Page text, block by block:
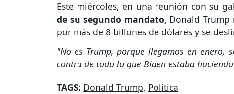
Este miércoles, en una reunión con su
de su segundo mandato, Donald Trump
por más de 8 billones de dólares y se
"No es Trump, porque llegamos en enero,
contra de todo lo que Biden estaba
TAGS: Donald Trump, Política